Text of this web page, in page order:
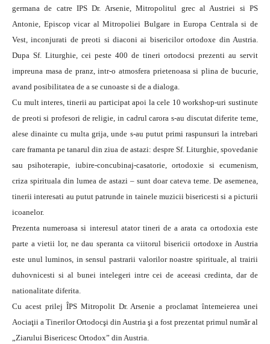
germana de catre IPS Dr. Arsenie, Mitropolitul grec al Austriei si PS
Antonie, Episcop vicar al Mitropoliei Bulgare in Europa Centrala si de
Vest, inconjurati de preoti si diaconi ai bisericilor ortodoxe din Austria.
Dupa Sf. Liturghie, cei peste 400 de tineri ortodocsi prezenti au servit
impreuna masa de pranz, intr-o atmosfera prietenoasa si plina de bucurie,
avand posibilitatea de a se cunoaste si de a dialoga.
Cu mult interes, tinerii au participat apoi la cele 10 workshop-uri sustinute
de preoti si profesori de religie, in cadrul carora s-au discutat diferite teme,
alese dinainte cu multa grija, unde s-au putut primi raspunsuri la intrebari
care framanta pe tanarul din ziua de astazi: despre Sf. Liturghie, spovedanie
sau psihoterapie, iubire-concubinaj-casatorie, ortodoxie si ecumenism,
criza spirituala din lumea de astazi – sunt doar cateva teme. De asemenea,
tinerii interesati au putut patrunde in tainele muzicii bisericesti si a picturii
icoanelor.
Prezenta numeroasa si interesul atator tineri de a arata ca ortodoxia este
parte a vietii lor, ne dau speranta ca viitorul bisericii ortodoxe in Austria
este unul luminos, in sensul pastrarii valorilor noastre spirituale, al trairii
duhovnicesti si al bunei intelegeri intre cei de aceeasi credinta, dar de
nationalitate diferita.
Cu acest prilej ÎPS Mitropolit Dr. Arsenie a proclamat întemeierea unei
Aociaţii a Tinerilor Ortodocşi din Austria şi a fost prezentat primul număr al
„Ziarului Bisericesc Ortodox” din Austria.